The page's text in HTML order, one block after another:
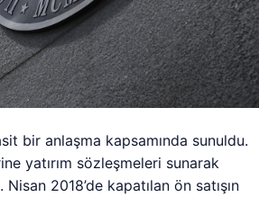
bir anlaşma kapsamında sunuldu.
yatırım sözleşmeleri sunarak
2018’de kapatılan ön satışın